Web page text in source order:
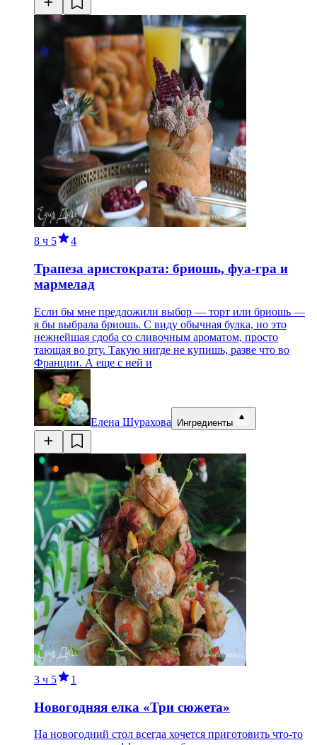
8 ч 5 4
Трапеза аристократа: бриошь, фуа-гра и
мармелад
Если бы мне предложили выбор — торт или бриошь —
я бы выбрала бриошь. С виду обычная булка, но это
нежнейшая сдоба со сливочным ароматом, просто
тающая во рту. Такую нигде не купишь, разве что во
Франции. А еще с ней и
Елена Шурахова Ингредиенты
3 ч 5 1
Новогодняя елка «Три сюжета»
На новогодний стол всегда хочется приготовить что-то